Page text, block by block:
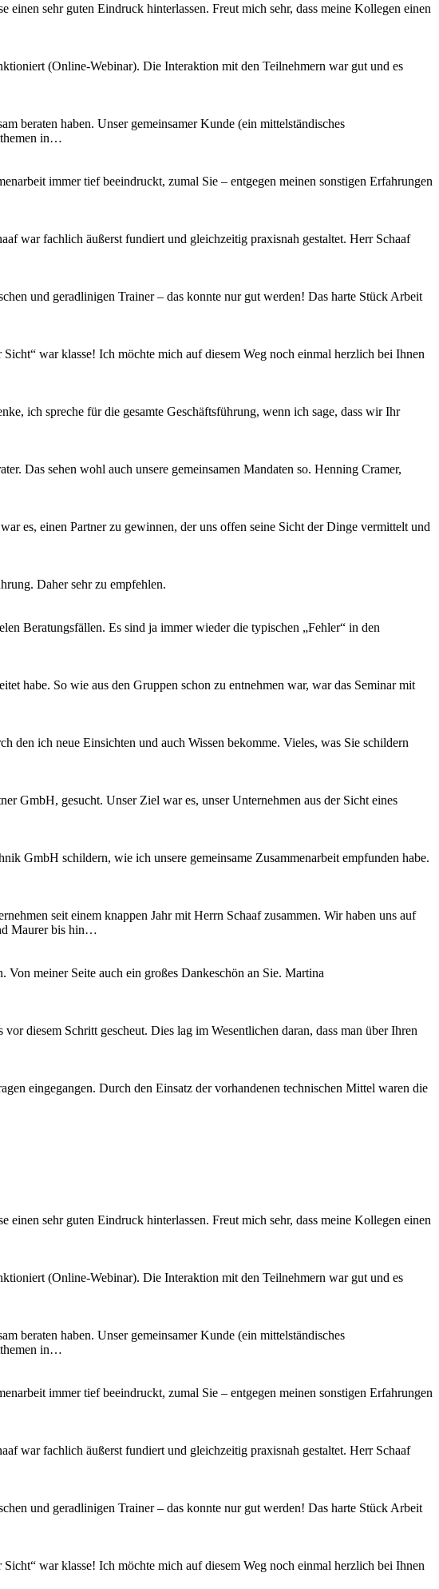
sehr guten Eindruck hinterlassen. Freut mich sehr, dass meine Kollegen einen
(Online-Webinar). Die Interaktion mit den Teilnehmern war gut und es
beraten haben. Unser gemeinsamer Kunde (ein mittelständisches
in…
immer tief beeindruckt, zumal Sie – entgegen meinen sonstigen Erfahrungen
war fachlich äußerst fundiert und gleichzeitig praxisnah gestaltet. Herr Schaaf
und geradlinigen Trainer – das konnte nur gut werden! Das harte Stück Arbeit
war klasse! Ich möchte mich auf diesem Weg noch einmal herzlich bei Ihnen
ich spreche für die gesamte Geschäftsführung, wenn ich sage, dass wir Ihr
Das sehen wohl auch unsere gemeinsamen Mandaten so. Henning Cramer,
es, einen Partner zu gewinnen, der uns offen seine Sicht der Dinge vermittelt und
Daher sehr zu empfehlen.
Beratungsfällen. Es sind ja immer wieder die typischen „Fehler“ in den
habe. So wie aus den Gruppen schon zu entnehmen war, war das Seminar mit
den ich neue Einsichten und auch Wissen bekomme. Vieles, was Sie schildern
GmbH, gesucht. Unser Ziel war es, unser Unternehmen aus der Sicht eines
GmbH schildern, wie ich unsere gemeinsame Zusammenarbeit empfunden habe.
seit einem knappen Jahr mit Herrn Schaaf zusammen. Wir haben uns auf
Maurer bis hin…
meiner Seite auch ein großes Dankeschön an Sie. Martina
diesem Schritt gescheut. Dies lag im Wesentlichen daran, dass man über Ihren
eingegangen. Durch den Einsatz der vorhandenen technischen Mittel waren die
sehr guten Eindruck hinterlassen. Freut mich sehr, dass meine Kollegen einen
(Online-Webinar). Die Interaktion mit den Teilnehmern war gut und es
beraten haben. Unser gemeinsamer Kunde (ein mittelständisches
in…
immer tief beeindruckt, zumal Sie – entgegen meinen sonstigen Erfahrungen
war fachlich äußerst fundiert und gleichzeitig praxisnah gestaltet. Herr Schaaf
und geradlinigen Trainer – das konnte nur gut werden! Das harte Stück Arbeit
war klasse! Ich möchte mich auf diesem Weg noch einmal herzlich bei Ihnen